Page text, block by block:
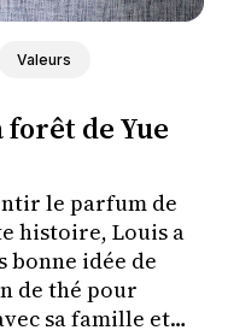
Valeurs
forêt de Yue
le parfum de
histoire, Louis a
bonne idée de
de thé pour
sa famille et